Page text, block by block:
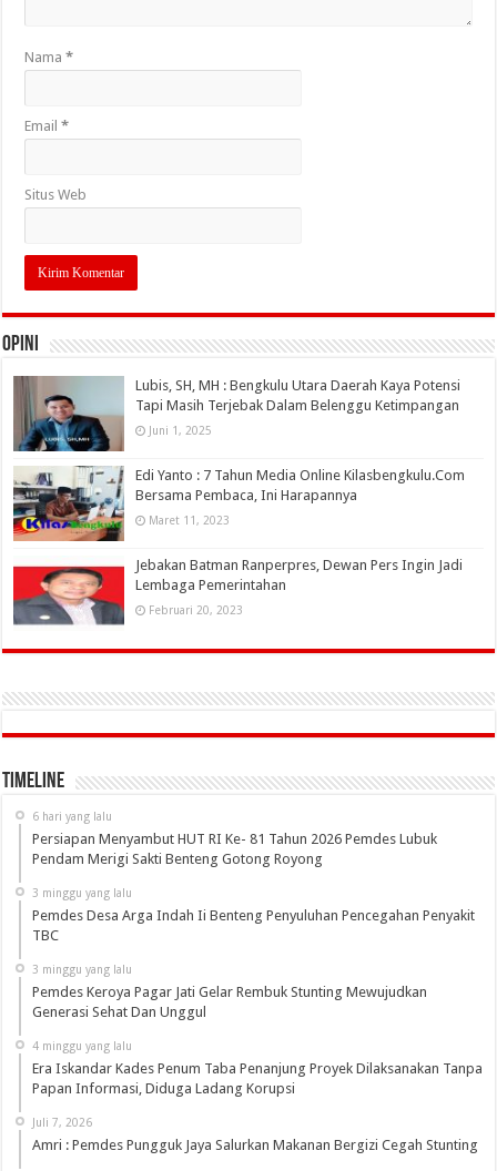
Nama*
Email*
Situs Web
OPINI
Lubis, SH, MH : Bengkulu Utara Daerah Kaya Potensi
Tapi Masih Terjebak Dalam Belenggu Ketimpangan
Juni 1, 2025
Edi Yanto : 7 Tahun Media Online Kilasbengkulu.Com
Bersama Pembaca, Ini Harapannya
Maret 11, 2023
Jebakan Batman Ranperpres, Dewan Pers Ingin Jadi
Lembaga Pemerintahan
Februari 20, 2023
Timeline
6 hari yang lalu
Persiapan Menyambut HUT RI Ke- 81 Tahun 2026 Pemdes Lubuk
Pendam Merigi Sakti Benteng Gotong Royong
3 minggu yang lalu
Pemdes Desa Arga Indah Ii Benteng Penyuluhan Pencegahan Penyakit
TBC
3 minggu yang lalu
Pemdes Keroya Pagar Jati Gelar Rembuk Stunting Mewujudkan
Generasi Sehat Dan Unggul
4 minggu yang lalu
Era Iskandar Kades Penum Taba Penanjung Proyek Dilaksanakan Tanpa
Papan Informasi, Diduga Ladang Korupsi
Juli 7, 2026
Amri : Pemdes Pungguk Jaya Salurkan Makanan Bergizi Cegah Stunting